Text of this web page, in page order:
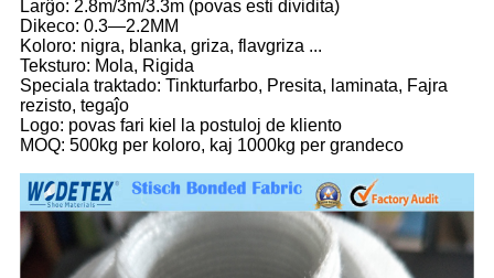
Larĝo: 2.8m/3m/3.3m (povas esti dividita)
Dikeco: 0.3—2.2MM
Koloro: nigra, blanka, griza, flavgriza ...
Teksturo: Mola, Rigida
Speciala traktado: Tinkturfarbo, Presita, laminata, Fajra
rezisto, tegaĵo
Logo: povas fari kiel la postuloj de kliento
MOQ: 500kg per koloro, kaj 1000kg per grandeco